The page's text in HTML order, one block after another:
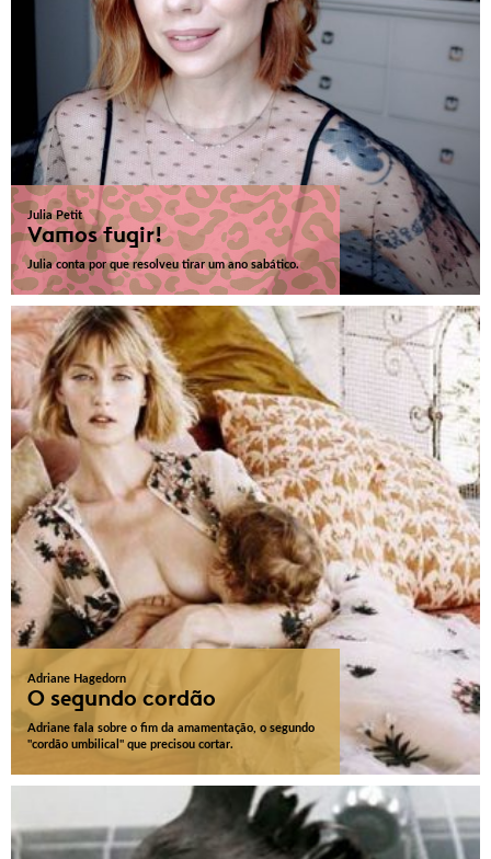
Julia Petit
Vamos fugir!
Julia conta por que resolveu tirar um ano sabático.
Adriane Hagedorn
O segundo cordão
Adriane fala sobre o fim da amamentação, o segundo
"cordão umbilical" que precisou cortar.